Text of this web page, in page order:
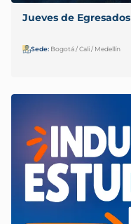
Jueves de Egresados
Sede: Bogotá / Cali / Medellín